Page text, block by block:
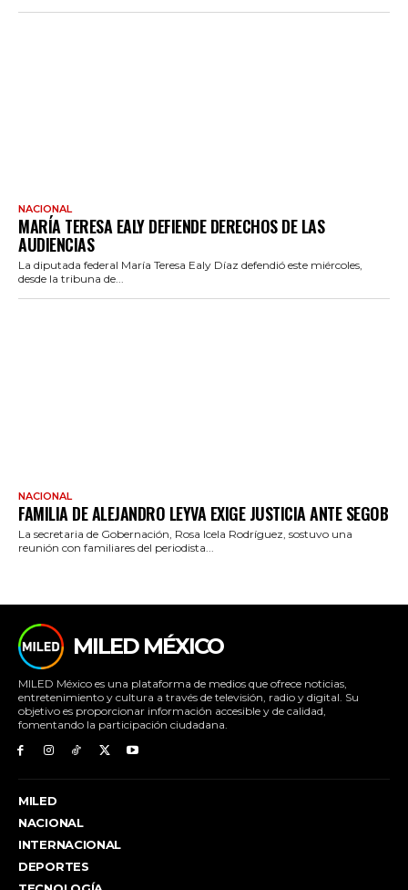
NACIONAL
MARÍA TERESA EALY DEFIENDE DERECHOS DE LAS
AUDIENCIAS
La diputada federal María Teresa Ealy Díaz defendió este miércoles,
desde la tribuna de...
NACIONAL
FAMILIA DE ALEJANDRO LEYVA EXIGE JUSTICIA ANTE SEGOB
La secretaria de Gobernación, Rosa Icela Rodríguez, sostuvo una
reunión con familiares del periodista...
MILED MÉXICO
MILED México es una plataforma de medios que ofrece noticias,
entretenimiento y cultura a través de televisión, radio y digital. Su
objetivo es proporcionar información accesible y de calidad,
fomentando la participación ciudadana.
MILED
NACIONAL
INTERNACIONAL
DEPORTES